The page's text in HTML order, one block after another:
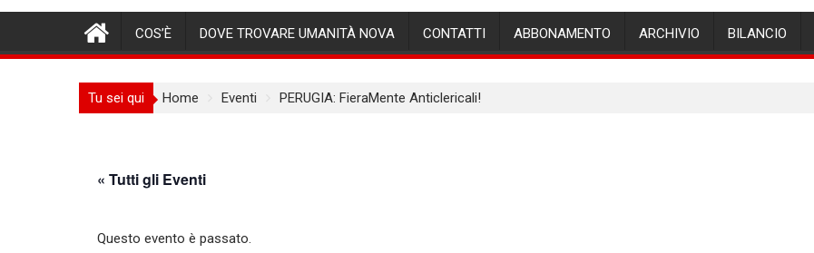
COS’È DOVE TROVARE UMANITÀ NOVA CONTATTI ABBONAMENTO ARCHIVIO BILANCIO
Tu sei qui Home Eventi PERUGIA: FieraMente Anticlericali!
« Tutti gli Eventi
Questo evento è passato.